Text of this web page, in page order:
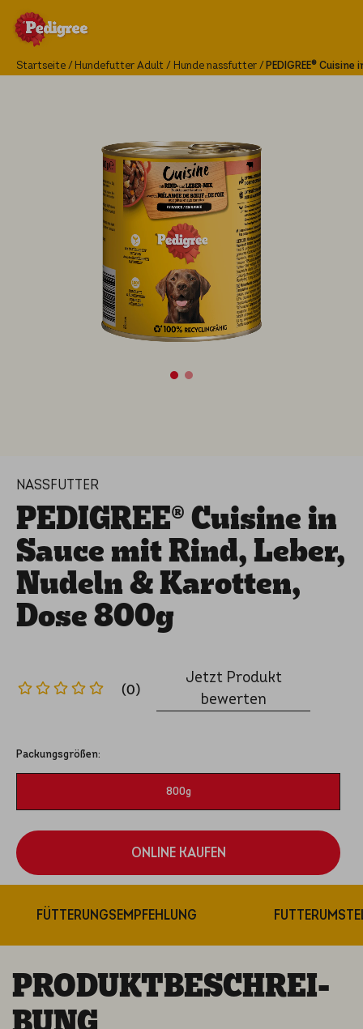
Startseite Hundefutter Adult Hunde nassfutter PEDIGREE®
NASSFUTTER
PEDIGREE® Cuisine in
Sauce mit Rind, Leber,
Nudeln & Karotten,
Dose 800g
(0)
Jetzt Produkt
bewerten
Packungsgrößen:
800g
ONLINE KAUFEN
Teilen
FÜTTERUNGSEMPFEHLUNG
PRODUKT­BE­SCHREI­
BUNG